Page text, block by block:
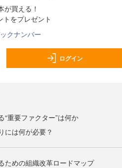
が買える！
をプレゼント
クナンバー
ログイン
“重要ファクター”は何か
には何が必要？
ための組織改革ロードマップ